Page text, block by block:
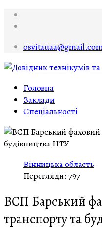
Головна
Заклади
Спеціальності
Вінницька область
Перегляди: 797
ВСП Барський
транспорту та